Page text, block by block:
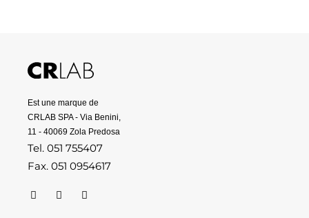
Est une marque de
CRLAB SPA - Via Benini,
11 - 40069 Zola Predosa
Tel. 051 755407
Fax. 051 0954617